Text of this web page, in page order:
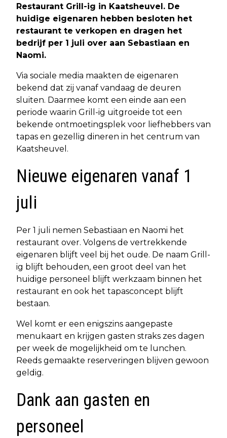
Restaurant Grill-ig in Kaatsheuvel. De
huidige eigenaren hebben besloten het
restaurant te verkopen en dragen het
bedrijf per 1 juli over aan Sebastiaan en
Naomi.
Via sociale media maakten de eigenaren
bekend dat zij vanaf vandaag de deuren
sluiten. Daarmee komt een einde aan een
periode waarin Grill-ig uitgroeide tot een
bekende ontmoetingsplek voor liefhebbers van
tapas en gezellig dineren in het centrum van
Kaatsheuvel.
Nieuwe eigenaren vanaf 1
juli
Per 1 juli nemen Sebastiaan en Naomi het
restaurant over. Volgens de vertrekkende
eigenaren blijft veel bij het oude. De naam Grill-
ig blijft behouden, een groot deel van het
huidige personeel blijft werkzaam binnen het
restaurant en ook het tapasconcept blijft
bestaan.
Wel komt er een enigszins aangepaste
menukaart en krijgen gasten straks zes dagen
per week de mogelijkheid om te lunchen.
Reeds gemaakte reserveringen blijven gewoon
geldig.
Dank aan gasten en
personeel